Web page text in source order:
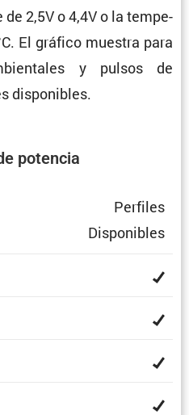
2,5V o 4,4V o la tempe­
El gráfico muestra para
y pulsos de
disponibles.
potencia
Perfiles
Dispo­ni­bles